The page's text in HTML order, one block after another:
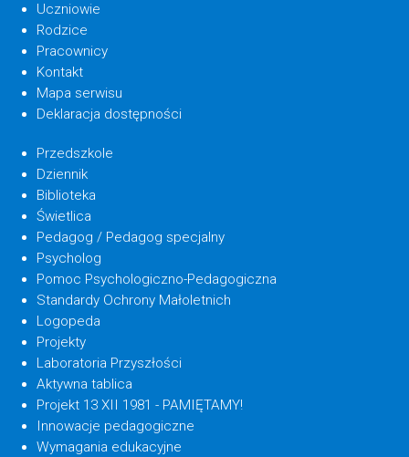
Uczniowie
Rodzice
Pracownicy
Kontakt
Mapa serwisu
Deklaracja dostępności
Przedszkole
Dziennik
Biblioteka
Świetlica
Pedagog / Pedagog specjalny
Psycholog
Pomoc Psychologiczno-Pedagogiczna
Standardy Ochrony Małoletnich
Logopeda
Projekty
Laboratoria Przyszłości
Aktywna tablica
Projekt 13 XII 1981 - PAMIĘTAMY!
Innowacje pedagogiczne
Wymagania edukacyjne